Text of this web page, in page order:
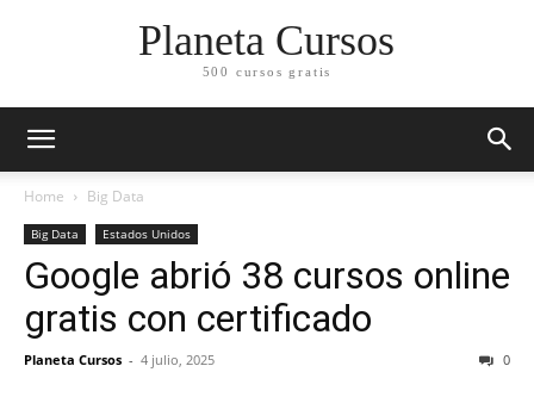
Planeta Cursos
500 cursos gratis
Home Big Data
Big Data Estados Unidos
Google abrió 38 cursos online
gratis con certificado
Planeta Cursos - 4 julio, 2025 0